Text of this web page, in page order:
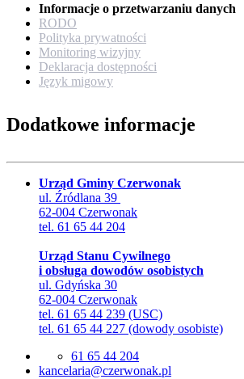
Informacje o przetwarzaniu danych
RODO
Polityka prywatności
Monitoring wizyjny
Deklaracja dostępności
Język migowy
Dodatkowe informacje
Urząd Gminy Czerwonak
ul. Źródlana 39
62-004 Czerwonak
tel. 61 65 44 204
Urząd Stanu Cywilnego
i obsługa dowodów osobistych
ul. Gdyńska 30
62-004 Czerwonak
tel. 61 65 44 239 (USC)
tel. 61 65 44 227 (dowody osobiste)
61 65 44 204
lp.kanowrezc@airalecnak